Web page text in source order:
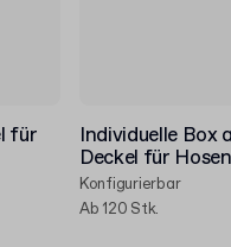
für
Individuelle Box
Deckel für Hosen
Konfigurierbar
Ab 120 Stk.